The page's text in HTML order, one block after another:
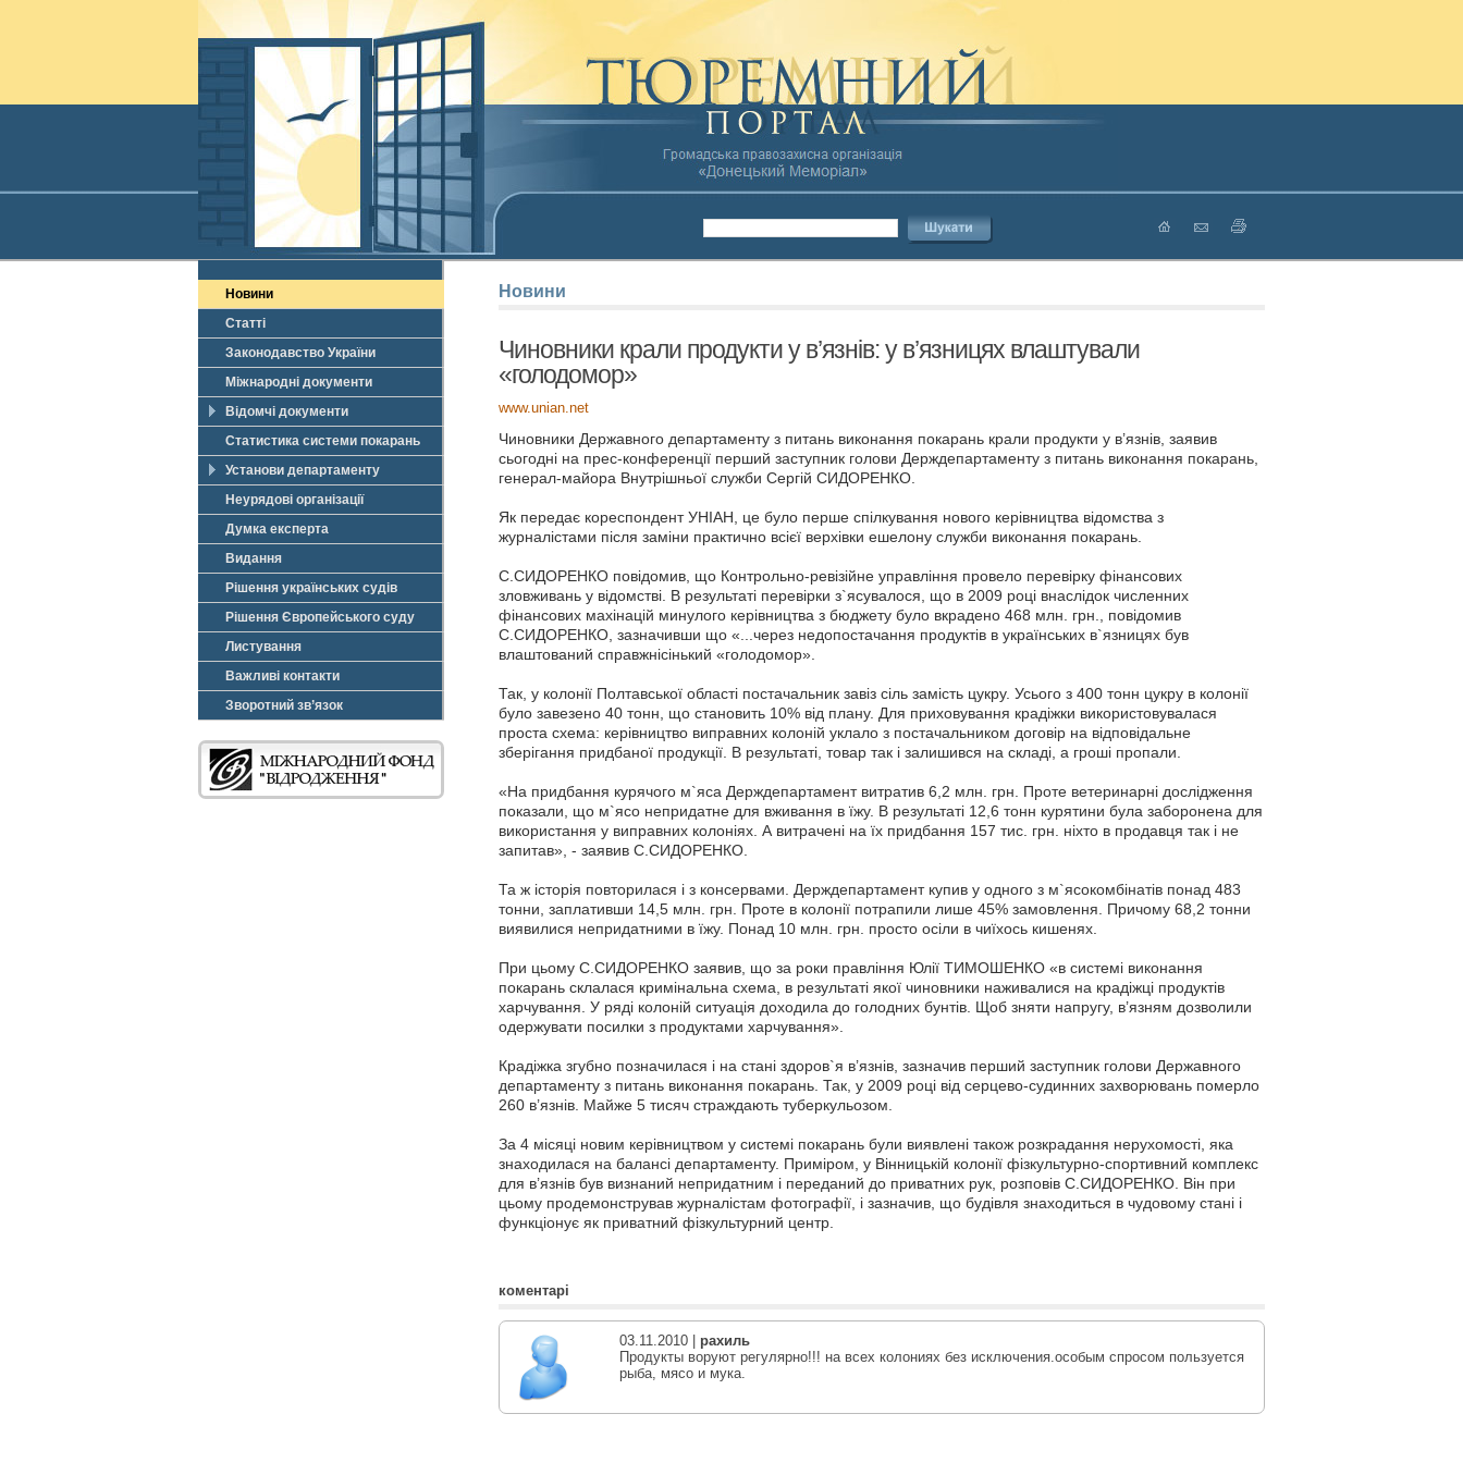
Новини
Статті
Законодавство України
Міжнародні документи
Відомчі документи
Статистика системи покарань
Установи департаменту
Неурядові організації
Думка експерта
Видання
Рішення українських судів
Рішення Європейського суду
Листування
Важливі контакти
Зворотний зв’язок
Новини
Чиновники крали продукти у в’язнів: у в’язницях влаштували
«голодомор»
www.unian.net
Чиновники Державного департаменту з питань виконання покарань крали продукти у в’язнів, заявив
сьогодні на прес-конференції перший заступник голови Держдепартаменту з питань виконання покарань,
генерал-майора Внутрішньої служби Сергій СИДОРЕНКО.
Як передає кореспондент УНІАН, це було перше спілкування нового керівництва відомства з
журналістами після заміни практично всієї верхівки ешелону служби виконання покарань.
С.СИДОРЕНКО повідомив, що Контрольно-ревізійне управління провело перевірку фінансових
зловживань у відомстві. В результаті перевірки з`ясувалося, що в 2009 році внаслідок численних
фінансових махінацій минулого керівництва з бюджету було вкрадено 468 млн. грн., повідомив
С.СИДОРЕНКО, зазначивши що «...через недопостачання продуктів в українських в`язницях був
влаштований справжнісінький «голодомор».
Так, у колонії Полтавської області постачальник завіз сіль замість цукру. Усього з 400 тонн цукру в колонії
було завезено 40 тонн, що становить 10% від плану. Для приховування крадіжки використовувалася
проста схема: керівництво виправних колоній уклало з постачальником договір на відповідальне
зберігання придбаної продукції. В результаті, товар так і залишився на складі, а гроші пропали.
«На придбання курячого м`яса Держдепартамент витратив 6,2 млн. грн. Проте ветеринарні дослідження
показали, що м`ясо непридатне для вживання в їжу. В результаті 12,6 тонн курятини була заборонена для
використання у виправних колоніях. А витрачені на їх придбання 157 тис. грн. ніхто в продавця так і не
запитав», - заявив С.СИДОРЕНКО.
Та ж історія повторилася і з консервами. Держдепартамент купив у одного з м`ясокомбінатів понад 483
тонни, заплативши 14,5 млн. грн. Проте в колонії потрапили лише 45% замовлення. Причому 68,2 тонни
виявилися непридатними в їжу. Понад 10 млн. грн. просто осіли в чиїхось кишенях.
При цьому С.СИДОРЕНКО заявив, що за роки правління Юлії ТИМОШЕНКО «в системі виконання
покарань склалася кримінальна схема, в результаті якої чиновники наживалися на крадіжці продуктів
харчування. У ряді колоній ситуація доходила до голодних бунтів. Щоб зняти напругу, в’язням дозволили
одержувати посилки з продуктами харчування».
Крадіжка згубно позначилася і на стані здоров`я в’язнів, зазначив перший заступник голови Державного
департаменту з питань виконання покарань. Так, у 2009 році від серцево-судинних захворювань померло
260 в’язнів. Майже 5 тисяч страждають туберкульозом.
За 4 місяці новим керівництвом у системі покарань були виявлені також розкрадання нерухомості, яка
знаходилася на балансі департаменту. Приміром, у Вінницькій колонії фізкультурно-спортивний комплекс
для в’язнів був визнаний непридатним і переданий до приватних рук, розповів С.СИДОРЕНКО. Він при
цьому продемонстрував журналістам фотографії, і зазначив, що будівля знаходиться в чудовому стані і
функціонує як приватний фізкультурний центр.
коментарі
03.11.2010 | рахиль
Продукты воруют регулярно!!! на всех колониях без исключения.особым спросом пользуется
рыба, мясо и мука.